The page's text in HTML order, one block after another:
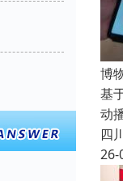
博
基
动
四
26-